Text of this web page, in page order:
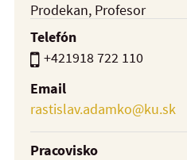
Prodekan, Profesor
Telefón
+421918 722 110
Email
rastislav.adamko@ku.sk
Pracovisko